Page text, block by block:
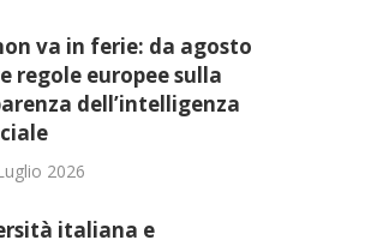
va in ferie: da agosto
regole europee sulla
dell’intelligenza
2026
italiana e